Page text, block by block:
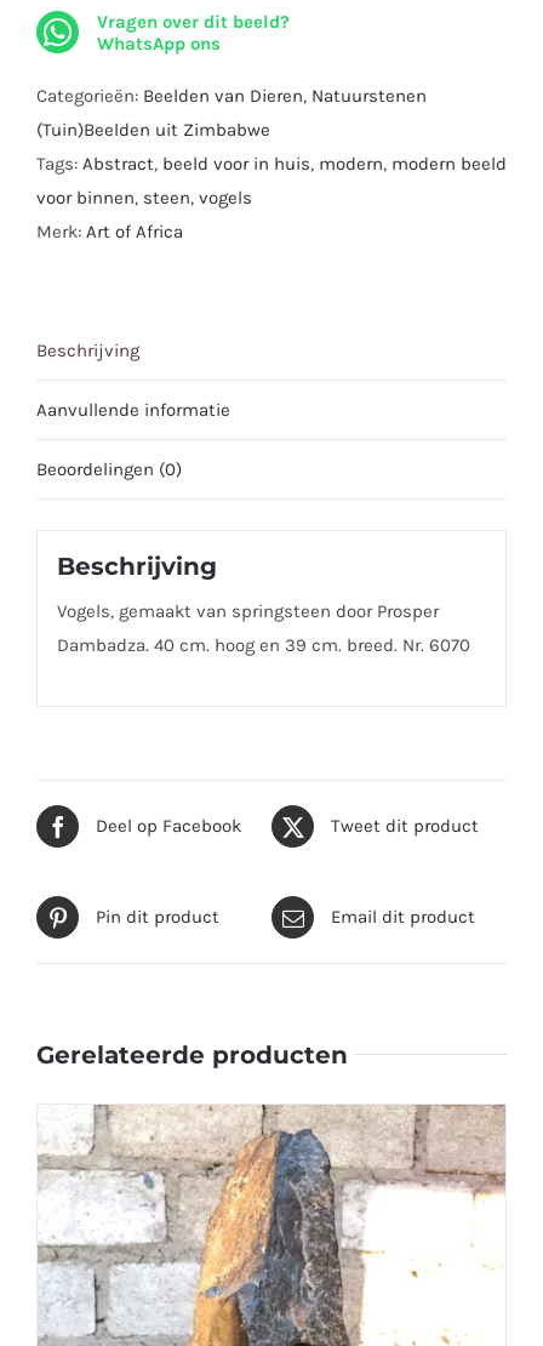
Vragen over dit beeld?
WhatsApp ons
Categorieën: Beelden van Dieren, Natuurstenen
(Tuin)Beelden uit Zimbabwe
Tags: Abstract, beeld voor in huis, modern, modern beeld
voor binnen, steen, vogels
Merk: Art of Africa
Beschrijving
Aanvullende informatie
Beoordelingen (0)
Beschrijving
Vogels, gemaakt van springsteen door Prosper
Dambadza. 40 cm. hoog en 39 cm. breed. Nr. 6070
Deel op Facebook Tweet dit product
Pin dit product Email dit product
Gerelateerde producten